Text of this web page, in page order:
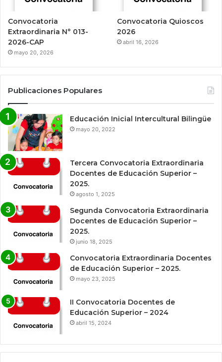
Convocatoria
Extraordinaria N° 013-
2026-CAP
mayo 20, 2026
Convocatoria Quioscos
2026
abril 16, 2026
Publicaciones Populares
Educación Inicial Intercultural Bilingüe
mayo 20, 2022
Tercera Convocatoria Extraordinaria
Docentes de Educación Superior –
2025.
agosto 1, 2025
Segunda Convocatoria Extraordinaria
Docentes de Educación Superior –
2025.
junio 18, 2025
Convocatoria Extraordinaria Docentes
de Educación Superior – 2025.
mayo 23, 2025
II Convocatoria Docentes de
Educación Superior – 2024
abril 15, 2024